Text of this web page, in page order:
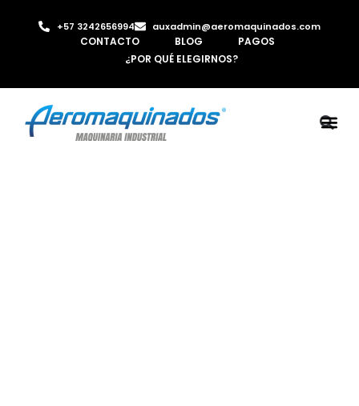
+57 3242656994 auxadmin@aeromaquinados.com
CONTACTO BLOG
PAGOS
¿POR QUÉ ELEGIRNOS?